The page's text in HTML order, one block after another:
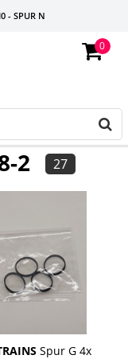
- SPUR N
0
2 27
Spur G 4x